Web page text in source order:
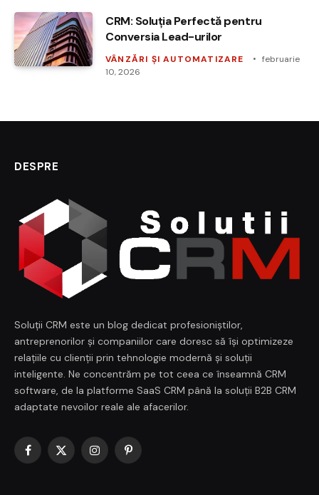
CRM: Soluția Perfectă pentru
Conversia Lead-urilor
VÂNZĂRI ȘI AUTOMATIZARE
februarie
10, 2026
DESPRE
Soluții CRM este un blog dedicat profesioniștilor,
antreprenorilor și companiilor care doresc să își optimizeze
relațiile cu clienții prin tehnologie modernă și soluții
inteligente. Ne concentrăm pe tot ceea ce înseamnă CRM
software, de la platforme SaaS CRM până la soluții B2B CRM
adaptate nevoilor reale ale afacerilor.
Facebook
X
InstagramPinterest